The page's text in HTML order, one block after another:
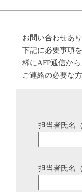
お問い合わせあ
下記に必要事項
稀にAFP通信か
ご連絡の必要な
担当者氏名
担当者氏名（